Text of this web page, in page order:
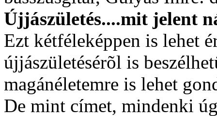
Újjászületés....mit jelent
Ezt kétféleképpen is lehet
újjászületésérõl is
magánéletemre is lehet
De mint címet, mindenki